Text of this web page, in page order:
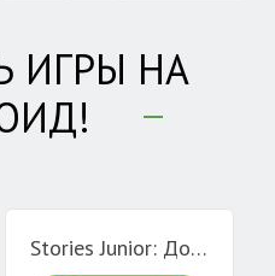
ИГРЫ НА
Stories Junior: Дом семьи